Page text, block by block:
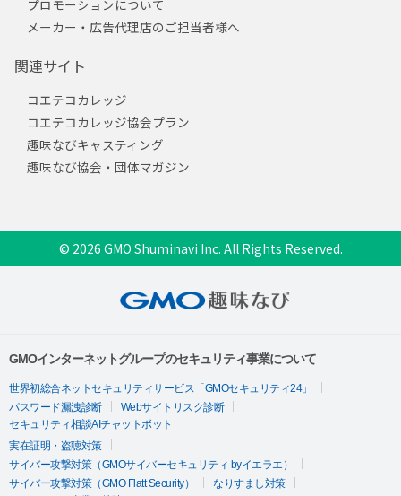
プロモーションについて
メーカー・広告代理店のご担当者様へ
関連サイト
コエテコカレッジ
コエテコカレッジ協会プラン
趣味なびキャスティング
趣味なび協会・団体マガジン
© 2026 GMO Shuminavi Inc. All Rights Reserved.